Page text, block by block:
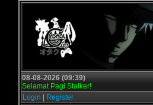
08-08-2026 (09:39)
Selamat Pagi Stalker!
Login
Register